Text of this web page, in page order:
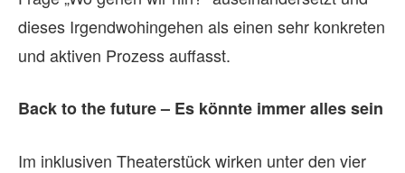
dieses Irgendwohingehen als einen sehr konkreten
und aktiven Prozess auffasst.
Back to the future – Es könnte immer alles sein
Im inklusiven Theaterstück wirken unter den vier